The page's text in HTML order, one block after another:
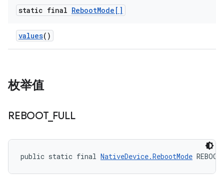
static final RebootMode[]
values()
枚举值
REBOOT_ FULL
public static final NativeDevice.RebootMode